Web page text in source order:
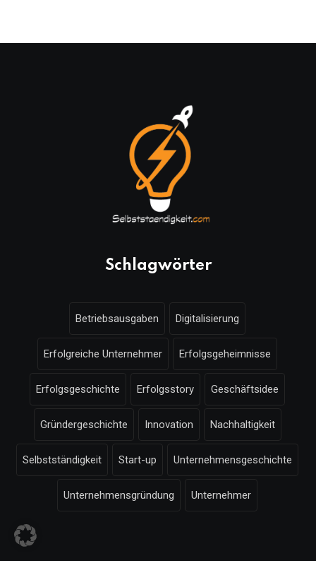
Schlagwörter
Betriebsausgaben Digitalisierung
Erfolgreiche Unternehmer Erfolgsgeheimnisse
Erfolgsgeschichte Erfolgsstory Geschäftsidee
Gründergeschichte Innovation Nachhaltigkeit
Selbstständigkeit Start-up Unternehmensgeschichte
Unternehmensgründung Unternehmer